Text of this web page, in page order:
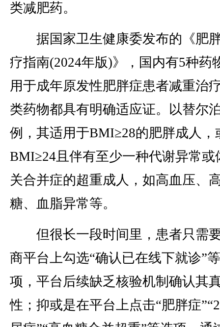
类减肥药。
据国家卫生健康委发布的《肥
疗指南(2024年版)》，国内有5种药
用于成年原发性肥胖症患者减重治
类药物都具有明确适应证。以替尔
例，其适用于BMI≥28的肥胖成人，
BMI≥24且伴有至少一种代谢异常或
关合并症的超重成人，如高血压、
糖、血脂异常等。
但很长一段时间里，患者只需
商平台上勾选“确认已在线下就诊”
项，平台后续缺乏核验机制确认其
性；抑或是在平台上点击“肥胖症